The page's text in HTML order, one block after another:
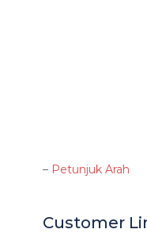
– Petunjuk Arah
Customer